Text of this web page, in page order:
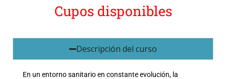
Inscribete ahora
Cupos disponibles
Descripción del curso
En un entorno sanitario en constante evolución, la